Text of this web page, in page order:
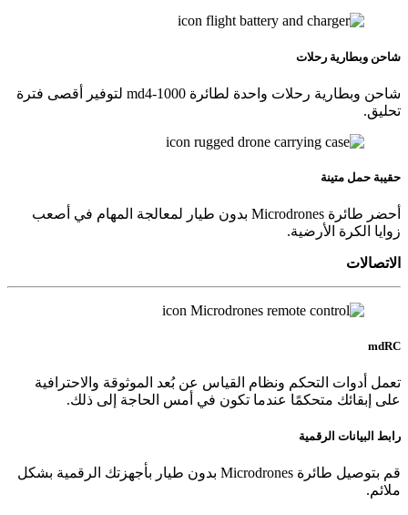
شاحن وبطارية رحلات
شاحن وبطارية رحلات واحدة لطائرة md4-1000 لتوفير أقصى فترة
تحليق.
حقيبة حمل متينة
أحضر طائرة Microdrones بدون طيار لمعالجة المهام في أصعب
زوايا الكرة الأرضية.
الاتصالات
mdRC
تعمل أدوات التحكم ونظام القياس عن بُعد الموثوقة والاحترافية
على إبقائك متحكمًا عندما تكون في أمس الحاجة إلى ذلك.
رابط البيانات الرقمية
قم بتوصيل طائرة Microdrones بدون طيار بأجهزتك الرقمية بشكل
ملائم.